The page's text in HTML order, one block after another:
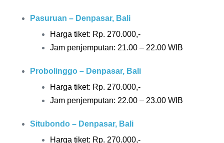
Pasuruan – Denpasar, Bali
Harga tiket: Rp. 270.000,-
Jam penjemputan: 21.00 – 22.00 WIB
Probolinggo – Denpasar, Bali
Harga tiket: Rp. 270.000,-
Jam penjemputan: 22.00 – 23.00 WIB
Situbondo – Denpasar, Bali
Harga tiket: Rp. 270.000,-